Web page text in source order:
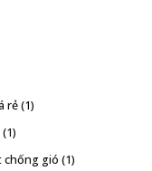
rẻ(1)
(1)
chống gió (1)